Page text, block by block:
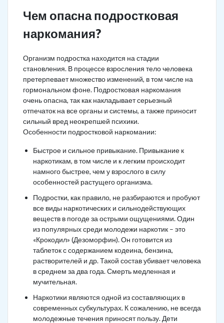
Чем опасна подростковая
наркомания?
Организм подростка находится на стадии
становления. В процессе взросления тело человека
претерпевает множество изменений, в том числе на
гормональном фоне. Подростковая наркомания
очень опасна, так как накладывает серьезный
отпечаток на все органы и системы, а также приносит
сильный вред неокрепшей психики.
Особенности подростковой наркомании:
Быстрое и сильное привыкание. Привыкание к
наркотикам, в том числе и к легким происходит
намного быстрее, чем у взрослого в силу
особенностей растущего организма.
Подростки, как правило, не разбираются и пробуют
все виды наркотических и сильнодействующих
веществ в погоде за острыми ощущениями. Один
из популярных среди молодежи наркотик – это
«Крокодил» (Дезоморфин). Он готовится из
таблеток с содержанием кодеина, бензина,
растворителей и др. Такой состав убивает человека
в среднем за два года. Смерть медленная и
мучительная.
Наркотики являются одной из составляющих в
современных субкультурах. К сожалению, не всегда
молодежные течения приносят пользу. Дети